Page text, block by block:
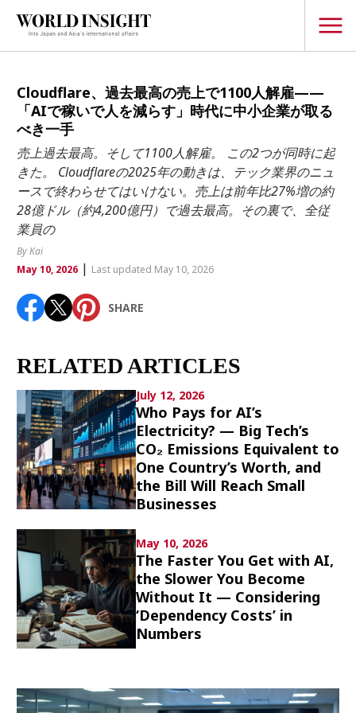
TOPICS
Interview
Japanese
Hiroshima
Politics
Security
Tech/Science
Society
Environment
Culture
Article List
Popular keywords
Fukushimajapan globalizationOHTANI
nootbaarhachimura
Cloudflare、過去最高の売上で1100人解雇——
「AIで稼いで人を減らす」時代に中小企業が取る
べき一手
売上過去最高。そして1100人解雇。 この2つが同時に起
きた。 Cloudflareの2025年の動きは、テック業界のニュ
ースで終わらせてはいけない。売上は前年比27%増の約
28億ドル（約4,200億円）で過去最高。その裏で、全従
業員の
By Kai
May 10, 2026| Last updated May 10, 2026
SHARE
RELATED ARTICLES
July 12, 2026
Who Pays for AI’s
Electricity? — Big Tech’s
CO₂ Emissions Equivalent to
One Country’s Worth, and
the Bill Will Reach Small
Businesses
May 10, 2026
The Faster You Get with AI,
the Slower You Become
Without It — Considering
‘Dependency Costs’ in
Numbers
Popular keywords
Fukushimajapan globalizationOHTANInootbaar